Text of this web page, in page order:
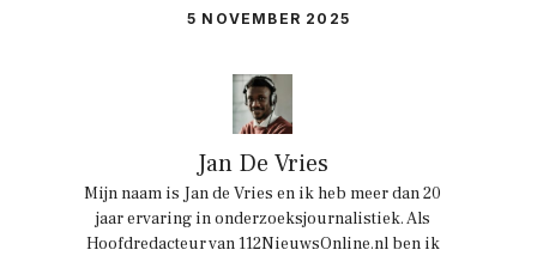
5 NOVEMBER 2025
Jan De Vries
Mijn naam is Jan de Vries en ik heb meer dan 20
jaar ervaring in onderzoeksjournalistiek. Als
Hoofdredacteur van 112NieuwsOnline.nl ben ik